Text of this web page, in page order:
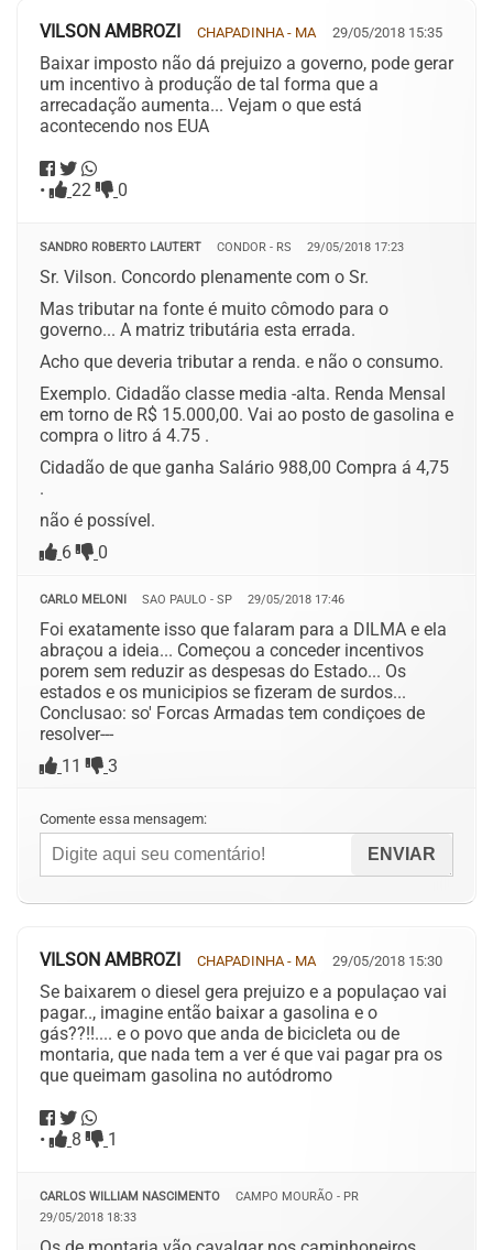
VILSON AMBROZI CHAPADINHA - MA 29/05/2018 15:35
Baixar imposto não dá prejuizo a governo, pode gerar
um incentivo à produção de tal forma que a
arrecadação aumenta... Vejam o que está
acontecendo nos EUA
• 22 0
SANDRO ROBERTO LAUTERT CONDOR - RS 29/05/2018 17:23
Sr. Vilson. Concordo plenamente com o Sr.
Mas tributar na fonte é muito cômodo para o
governo... A matriz tributária esta errada.
Acho que deveria tributar a renda. e não o consumo.
Exemplo. Cidadão classe media -alta. Renda Mensal
em torno de R$ 15.000,00. Vai ao posto de gasolina e
compra o litro á 4.75 .
Cidadão de que ganha Salário 988,00 Compra á 4,75
.
não é possível.
6
0
CARLO MELONI SAO PAULO - SP 29/05/2018 17:46
Foi exatamente isso que falaram para a DILMA e ela
abraçou a ideia... Começou a conceder incentivos
porem sem reduzir as despesas do Estado... Os
estados e os municipios se fizeram de surdos...
Conclusao: so' Forcas Armadas tem condiçoes de
resolver---
11
3
Comente essa mensagem:
VILSON AMBROZI CHAPADINHA - MA 29/05/2018 15:30
Se baixarem o diesel gera prejuizo e a populaçao vai
pagar.., imagine então baixar a gasolina e o
gás??!!.... e o povo que anda de bicicleta ou de
montaria, que nada tem a ver é que vai pagar pra os
que queimam gasolina no autódromo
• 8 1
CARLOS WILLIAM NASCIMENTO
CAMPO MOURÃO - PR
29/05/2018 18:33